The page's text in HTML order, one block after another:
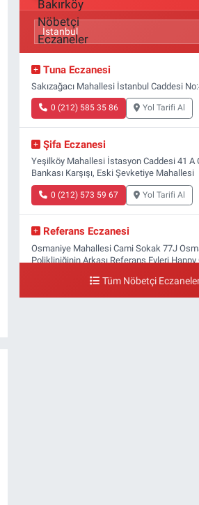
Tuna Eczanesi
Sakızağacı Mahallesi İstanbul Caddesi
0 (212) 585 35 86 Yol Tarifi Al
Şifa Eczanesi
Yeşilköy Mahallesi İstasyon Caddesi 41 A
Bankası Karşışı, Eski Şevketiye Mahallesi
0 (212) 573 59 67 Yol Tarifi Al
Referans Eczanesi
Osmaniye Mahallesi Cami Sokak 77J
Polikliniğinin Arkası Referans Evleri Happy
Tüm Nöbetçi